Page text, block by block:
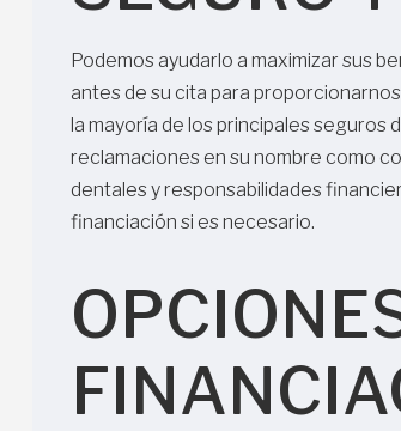
Podemos ayudarlo a maximizar sus
antes de su cita para
la mayoría de los principales seguros
reclamaciones en su nombre como
dentales y responsabilidades
financiación si es necesario.